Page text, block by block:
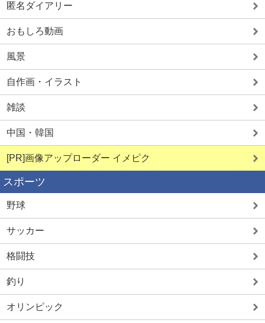
匿名ダイアリー
おもしろ動画
風景
自作画・イラスト
雑談
中国・韓国
[PR]画像アップローダー イメピク
スポーツ
野球
サッカー
格闘技
釣り
オリンピック